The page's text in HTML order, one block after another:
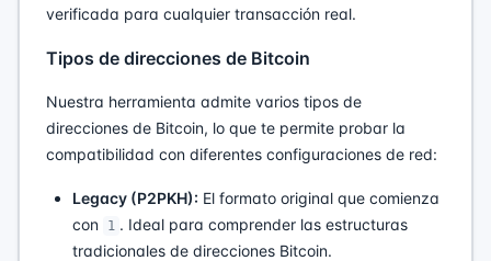
verificada para cualquier transacción real.
Tipos de direcciones de Bitcoin
Nuestra herramienta admite varios tipos de
direcciones de Bitcoin, lo que te permite probar la
compatibilidad con diferentes configuraciones de red:
Legacy (P2PKH): El formato original que comienza
con
1 . Ideal para comprender las estructuras
tradicionales de direcciones Bitcoin.